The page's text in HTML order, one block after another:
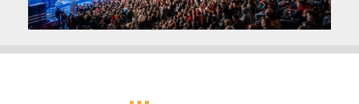
2026. június 19. - 2026. augusztus 28.
Márai Központ, Eger 3300, Szépasszony-völgy 35.